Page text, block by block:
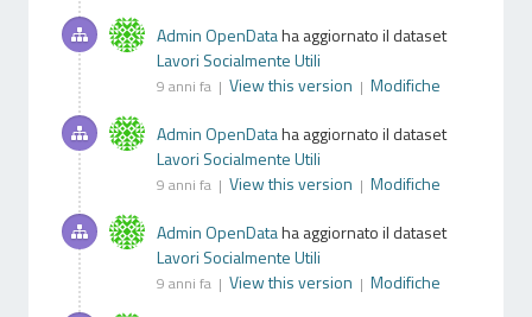
Admin OpenDataha aggiornato il dataset
Lavori Socialmente Utili
9 anni fa | View this version | Modifiche
Admin OpenDataha aggiornato il dataset
Lavori Socialmente Utili
9 anni fa | View this version | Modifiche
Admin OpenDataha aggiornato il dataset
Lavori Socialmente Utili
9 anni fa | View this version | Modifiche